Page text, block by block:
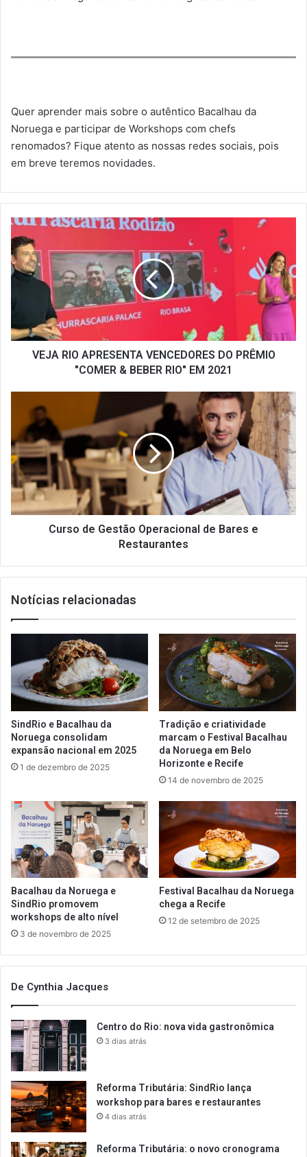
Quer aprender mais sobre o autêntico Bacalhau da
Noruega e participar de Workshops com chefs
renomados? Fique atento as nossas redes sociais, pois
em breve teremos novidades.
VEJA
RIO
APRESENTA
VENCEDORES
DO
&
BEBER
VEJA RIO APRESENTA VENCEDORES DO PRÊMIO
"COMER & BEBER RIO" EM 2021
Gestão
Operacional
de
Bares
e
Restaurantes
Curso de Gestão Operacional de Bares e
Restaurantes
Notícias relacionadas
SindRio e Bacalhau da
Noruega consolidam
expansão nacional em 2025
1 de dezembro de 2025
Tradição e criatividade
marcam o Festival Bacalhau
da Noruega em Belo
Horizonte e Recife
14 de novembro de 2025
Bacalhau da Noruega e
SindRio promovem
workshops de alto nível
3 de novembro de 2025
Festival Bacalhau da Noruega
chega a Recife
12 de setembro de 2025
De Cynthia Jacques
Centro do Rio: nova vida gastronômica
3 dias atrás
Reforma Tributária: SindRio lança
workshop para bares e restaurantes
4 dias atrás
Reforma Tributária: o novo cronograma